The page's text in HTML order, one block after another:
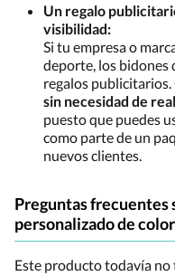
Un regalo
visibilidad:
Si tu empresa o
deporte, los bidones
regalos
sin necesidad de
puesto que puedes
como parte de un
nuevos clientes.
Preguntas frecuentes
personalizado de
Este producto todavía no